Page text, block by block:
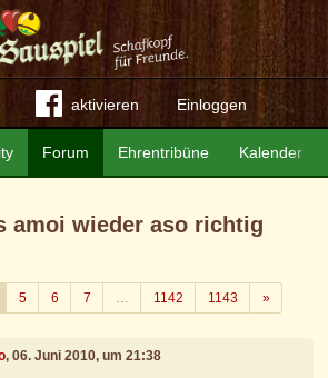
aktivieren Einloggen
Forum Ehrentribüne Kalender
amoi wieder aso richtig
5 6 7 … 1142 1143 »Weiter
, 06. Juni 2010, um 21:38